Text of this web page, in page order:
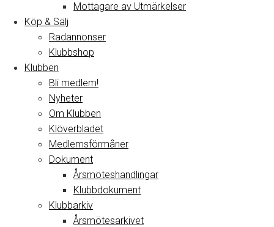
Mottagare av Utmärkelser
Köp & Sälj
Radannonser
Klubbshop
Klubben
Bli medlem!
Nyheter
Om Klubben
Klöverbladet
Medlemsförmåner
Dokument
Årsmöteshandlingar
Klubbdokument
Klubbarkiv
Årsmötesarkivet